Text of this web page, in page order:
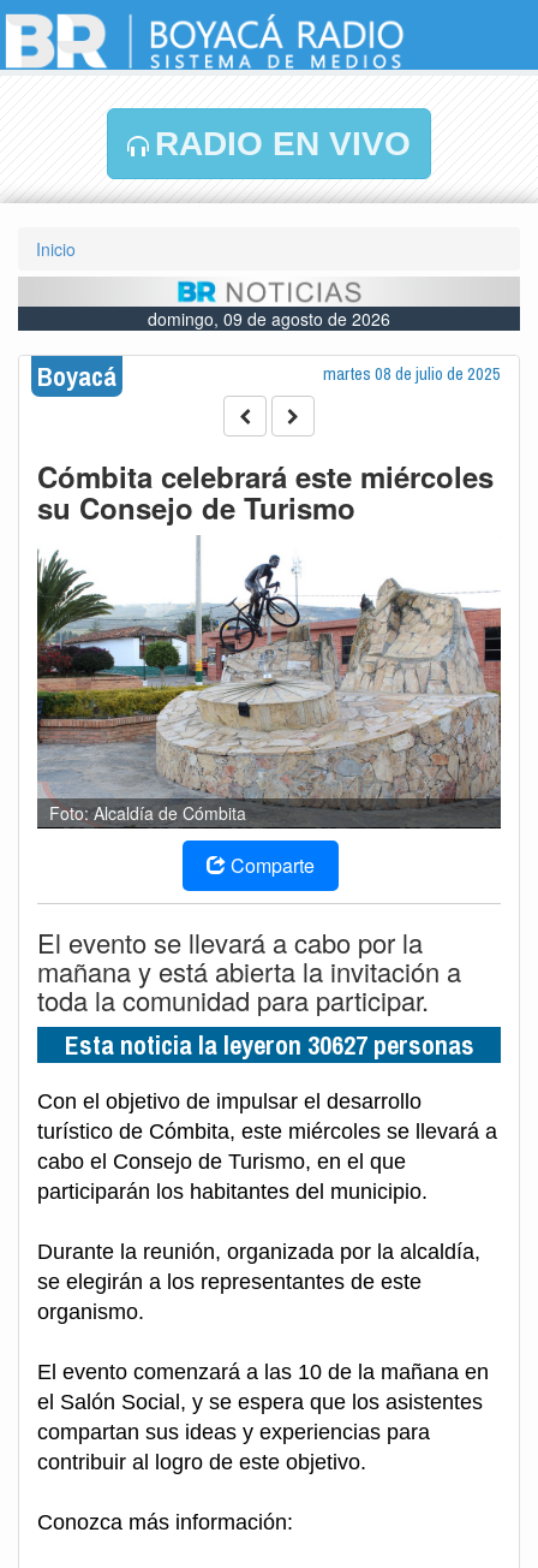
RADIO EN VIVO
Inicio
domingo, 09 de agosto de 2026
Boyacá martes 08 de julio de 2025
Cómbita celebrará este miércoles
su Consejo de Turismo
Foto: Alcaldía de Cómbita
Comparte
El evento se llevará a cabo por la
mañana y está abierta la invitación a
toda la comunidad para participar.
Esta noticia la leyeron 30627 personas
Con el objetivo de impulsar el desarrollo
turístico de Cómbita, este miércoles se llevará a
cabo el Consejo de Turismo, en el que
participarán los habitantes del municipio.
Durante la reunión, organizada por la alcaldía,
se elegirán a los representantes de este
organismo.
El evento comenzará a las 10 de la mañana en
el Salón Social, y se espera que los asistentes
compartan sus ideas y experiencias para
contribuir al logro de este objetivo.
Conozca más información: